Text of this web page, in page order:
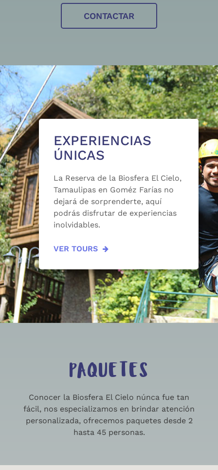
CONTACTAR
EXPERIENCIAS
ÚNICAS
La Reserva de la Biosfera El Cielo,
Tamaulipas en Goméz Farías no
dejará de sorprenderte, aquí
podrás disfrutar de experiencias
inolvidables.
VER TOURS
PAQUETES
Conocer la Biosfera El Cielo núnca fue tan
fácil, nos especializamos en brindar atención
personalizada, ofrecemos paquetes desde 2
hasta 45 personas.